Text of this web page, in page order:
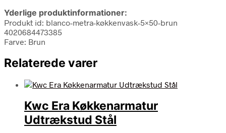
Yderlige produktinformationer:
Produkt id: blanco-metra-køkkenvask-5×50-brun
4020684473385
Farve: Brun
Relaterede varer
Kwc Era Køkkenarmatur
Udtrækstud Stål